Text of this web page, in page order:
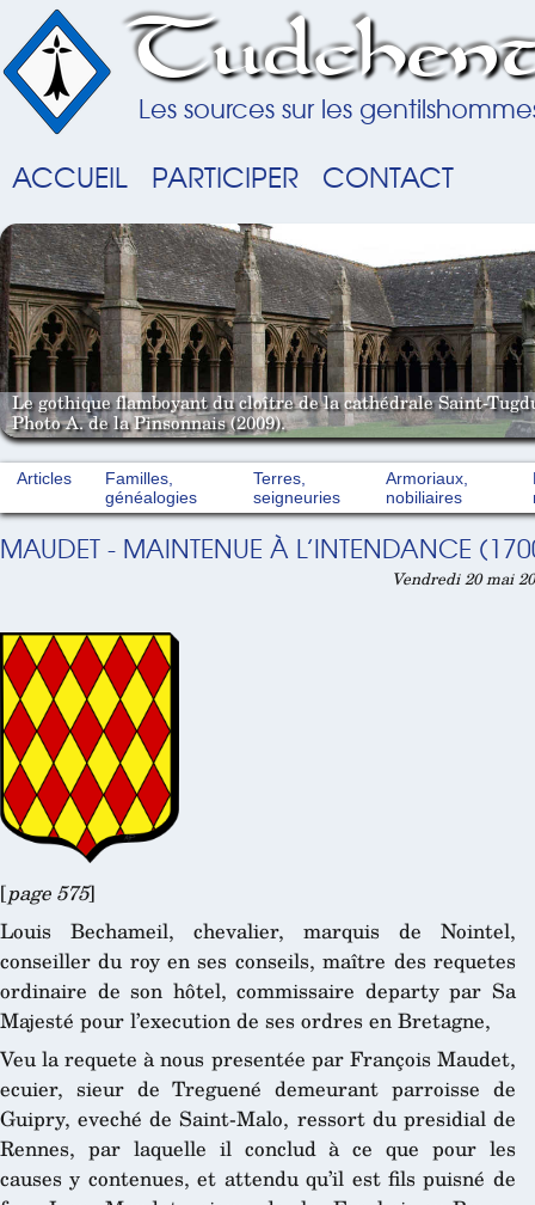
Les sources sur les
ACCUEIL PARTICIPER CONTACT
Le gothique flamboyant du cloître de la cathédrale Saint-
Photo A. de la Pinsonnais (2009).
Articles
Familles,
généalogies
Terres,
seigneuries
Armoriaux,
nobiliaires
MAUDET - MAINTENUE À L’INTENDANCE
Vendredi 20 mai
[page 575]
Louis Bechameil, chevalier, marquis de Nointel,
conseiller du roy en ses conseils, maître des requetes
ordinaire de son hôtel, commissaire departy par Sa
Majesté pour l’execution de ses ordres en Bretagne,
Veu la requete à nous presentée par François Maudet,
ecuier, sieur de Treguené demeurant parroisse de
Guipry, eveché de Saint-Malo, ressort du presidial de
Rennes, par laquelle il conclud à ce que pour les
causes y contenues, et attendu qu’il est fils puisné de